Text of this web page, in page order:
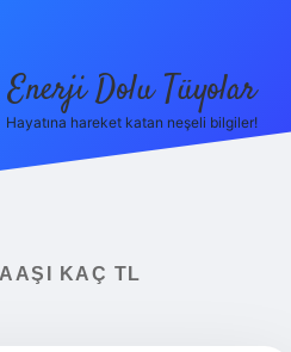
Enerji Dolu Tüyolar
Hayatına hareket katan neşeli bilgiler!
KAÇ TL